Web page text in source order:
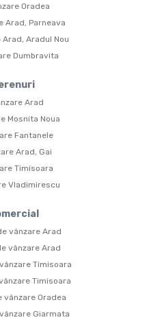
Oradea
Arad, Parneava
Aradul Nou
Dumbravita
Arad
Mosnita Noua
Fantanele
Arad, Gai
Timisoara
Vladimirescu
vânzare Arad
vânzare Arad
Timisoara
Timisoara
Oradea
Giarmata